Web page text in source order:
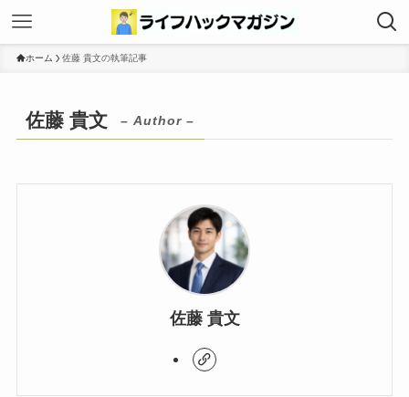
ホーム 佐藤 貴文の執筆記事
佐藤 貴文 – Author –
佐藤 貴文